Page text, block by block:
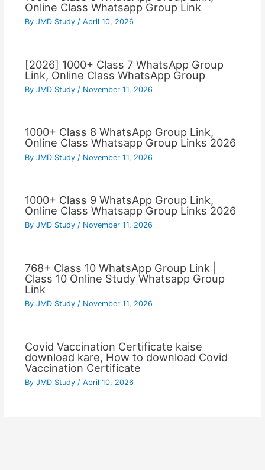
Online Class Whatsapp Group Link
By JMD Study / April 10, 2026
[2026] 1000+ Class 7 WhatsApp Group
Link, Online Class WhatsApp Group
By JMD Study / November 11, 2026
1000+ Class 8 WhatsApp Group Link,
Online Class Whatsapp Group Links 2026
By JMD Study / November 11, 2026
1000+ Class 9 WhatsApp Group Link,
Online Class Whatsapp Group Links 2026
By JMD Study / November 11, 2026
768+ Class 10 WhatsApp Group Link |
Class 10 Online Study Whatsapp Group
Link
By JMD Study / November 11, 2026
Covid Vaccination Certificate kaise
download kare, How to download Covid
Vaccination Certificate
By JMD Study / April 10, 2026